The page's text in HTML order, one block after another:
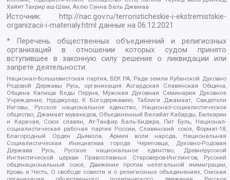
Хайят Тахрир аш-Шам, Ахлю Сунна Валь Джамаа
Источник:
http://nac.gov.ru/terroristicheskie-i-ekstremistskie-
organizacii-i-materialy.html данные на06.12.2021
* Перечень общественных объединений и религиозных
организаций в отношении которых судом принято
вступившее в законную силу решение о ликвидации или
запрете деятельности:
Национал-большевистская партия, ВЕК РА, Рада земли Кубанской Духовно
Родовой Державы Русь, организация Асгардская Славянская Община,
Община Капища Веды Перуна, Мужская Духовная Семинария Духовное
Учреждение, Нурджулар, К Богодержавию, Таблиги Джамаат, Свидетели
Иеговы, Русское национальное единство, Национал-социалистическое
общество, Джамаат мувахидов, Объединенный Вилайат Кабарды, Балкарии
и Карачая, Союз славян, Ат-Такфир Валь-Хиджра, Пит Буль, Национал-
социалистическая рабочая партия России, Славянский союз, Формат-18,
Благородный Орден Дьявола, Армия воли народа, Национальная
Социалистическая Инициатива города Череповца, Духовно-Родовая
Держава Русь, Русское национальное единство, Древнерусской
Инглистической церкви Православных Староверов-Инглингов, Русский
общенациональный союз, Движение против нелегальной иммиграции,
Кровь и Честь, О свободе совести и о религиозных объединениях, Омская